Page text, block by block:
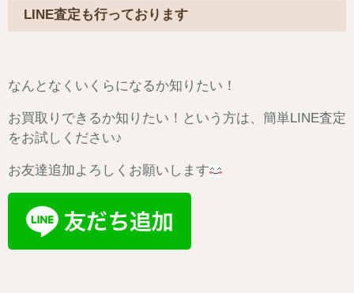
LINE査定も行っております
なんとなくいくらになるか知りたい！
お買取りできるか知りたい！という方は、簡単LINE査定
をお試しください♪
お友達追加よろしくお願いします